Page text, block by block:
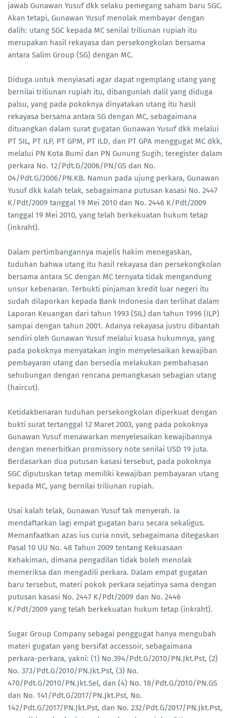
jawab Gunawan Yusuf dkk selaku pemegang saham baru SGC.
Akan tetapi, Gunawan Yusuf menolak membayar dengan
dalih: utang SGC kepada MC senilai triliunan rupiah itu
merupakan hasil rekayasa dan persekongkolan bersama
antara Salim Group (SG) dengan MC.
Diduga untuk menyiasati agar dapat ngemplang utang yang
bernilai triliunan rupiah itu, dibangunlah dalil yang diduga
palsu, yang pada pokoknya dinyatakan utang itu hasil
rekayasa bersama antara SG dengan MC, sebagaimana
dituangkan dalam surat gugatan Gunawan Yusuf dkk melalui
PT SIL, PT ILP, PT GPM, PT ILD, dan PT GPA menggugat MC dkk,
melalui PN Kota Bumi dan PN Gunung Sugih, teregister dalam
perkara No. 12/Pdt.G/2006/PN/GS dan No.
04/Pdt.G/2006/PN.KB. Namun pada ujung perkara, Gunawan
Yusuf dkk kalah telak, sebagaimana putusan kasasi No. 2447
K/Pdt/2009 tanggal 19 Mei 2010 dan No. 2446 K/Pdt/2009
tanggal 19 Mei 2010, yang telah berkekuatan hukum tetap
(inkraht).
Dalam pertimbangannya majelis hakim menegaskan,
tuduhan bahwa utang itu hasil rekayasa dan persekongkolan
bersama antara SC dengan MC ternyata tidak mengandung
unsur kebenaran. Terbukti pinjaman kredit luar negeri itu
sudah dilaporkan kepada Bank Indonesia dan terlihat dalam
Laporan Keuangan dari tahun 1993 (SIL) dan tahun 1996 (ILP)
sampai dengan tahun 2001. Adanya rekayasa justru dibantah
sendiri oleh Gunawan Yusuf melalui kuasa hukumnya, yang
pada pokoknya menyatakan ingin menyelesaikan kewajiban
pembayaran utang dan bersedia melakukan pembahasan
sehubungan dengan rencana pemangkasan sebagian utang
(haircut).
Ketidakbenaran tuduhan persekongkolan diperkuat dengan
bukti surat tertanggal 12 Maret 2003, yang pada pokoknya
Gunawan Yusuf menawarkan menyelesaikan kewajibannya
dengan menerbitkan promissory note senilai USD 19 juta.
Berdasarkan dua putusan kasasi tersebut, pada pokoknya
SGC diputuskan tetap memiliki kewajiban pembayaran utang
kepada MC, yang bernilai triliunan rupiah.
Usai kalah telak, Gunawan Yusuf tak menyerah. Ia
mendaftarkan lagi empat gugatan baru secara sekaligus.
Memanfaatkan azas ius curia novit, sebagaimana ditegaskan
Pasal 10 UU No. 48 Tahun 2009 tentang Kekuasaan
Kehakiman, dimana pengadilan tidak boleh menolak
memeriksa dan mengadili perkara. Dalam empat gugatan
baru tersebut, materi pokok perkara sejatinya sama dengan
putusan kasasi No. 2447 K/Pdt/2009 dan No. 2446
K/Pdt/2009 yang telah berkekuatan hukum tetap (inkraht).
Sugar Group Company sebagai penggugat hanya mengubah
materi gugatan yang bersifat accessoir, sebagaimana
perkara-perkara, yakni: (1) No.394/Pdt.G/2010/PN.Jkt.Pst, (2)
No. 373/Pdt.G/2010/PN.Jkt.Pst, (3) No.
470/Pdt.G/2010/PN.Jkt.Sel, dan (4) No. 18/Pdt.G/2010/PN.GS
dan No. 141/Pdt.G/2017/PN.Jkt.Pst, No.
142/Pdt.G/2017/PN.Jkt.Pst, dan No. 232/Pdt.G/2017/PN.Jkt.Pst,